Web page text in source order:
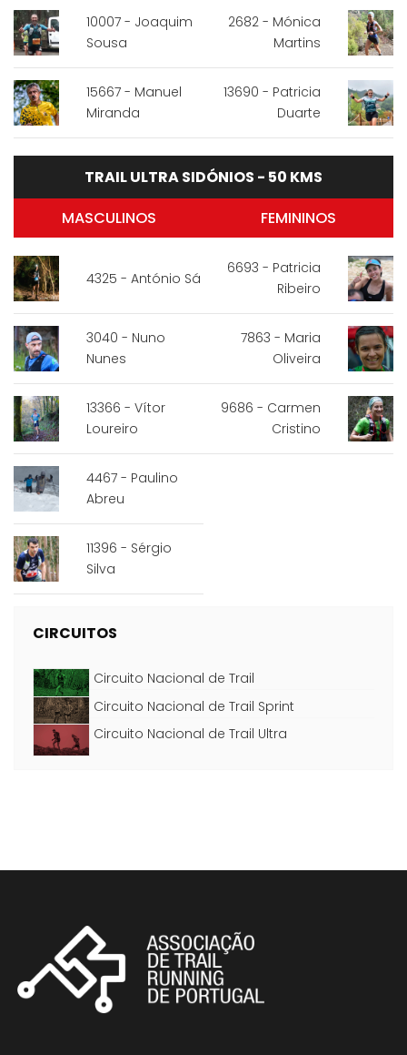
10007 - Joaquim
Sousa
15667 - Manuel
Miranda
2682 - Mónica
Martins
13690 - Patricia
Duarte
TRAIL ULTRA SIDÓNIOS - 50 KMS
MASCULINOS
4325 - António Sá
3040 - Nuno
Nunes
13366 - Vítor
Loureiro
4467 - Paulino
Abreu
11396 - Sérgio
Silva
FEMININOS
6693 - Patricia
Ribeiro
7863 - Maria
Oliveira
9686 - Carmen
Cristino
CIRCUITOS
Circuito Nacional de Trail
Circuito Nacional de Trail Sprint
Circuito Nacional de Trail Ultra